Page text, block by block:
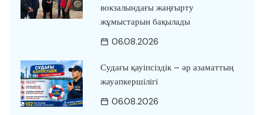
вокзалындағы жаңғырту
жұмыстарын бақылады
06.08.2026
Судағы қауіпсіздік – әр азаматтың
жауапкершілігі
06.08.2026